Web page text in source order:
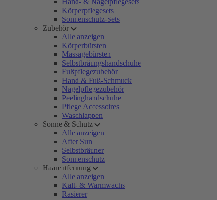
Hand- & Nagelpflegesets
Körperpflegesets
Sonnenschutz-Sets
Zubehör
Alle anzeigen
Körperbürsten
Massagebürsten
Selbstbräungshandschuhe
Fußpflegezubehör
Hand & Fuß-Schmuck
Nagelpflegezubehör
Peelinghandschuhe
Pflege Accessoires
Waschlappen
Sonne & Schutz
Alle anzeigen
After Sun
Selbstbräuner
Sonnenschutz
Haarentfernung
Alle anzeigen
Kalt- & Warmwachs
Rasierer